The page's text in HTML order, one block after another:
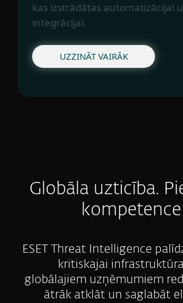
kas izstrādātas automatizācijai
integrācijai.
UZZINĀT VAIRĀK
Globāla uzticība.
kompetence
ESET Threat Intelligence
kritiskajai
globālajiem uzņēmumiem
ātrāk atklāt un saglabāt